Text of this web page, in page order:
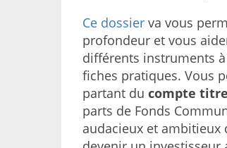
Ce dossier va vous
profondeur et vous
différents instruments
fiches pratiques. Vous
partant du compte
parts de Fonds
audacieux et ambitieux